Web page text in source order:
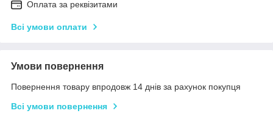
Оплата за реквізитами
Всі умови оплати
Умови повернення
Повернення товару впродовж 14 днів за рахунок покупця
Всі умови повернення